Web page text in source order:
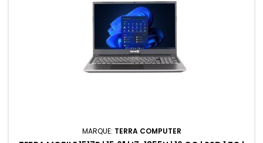
MARQUE: TERRA COMPUTER